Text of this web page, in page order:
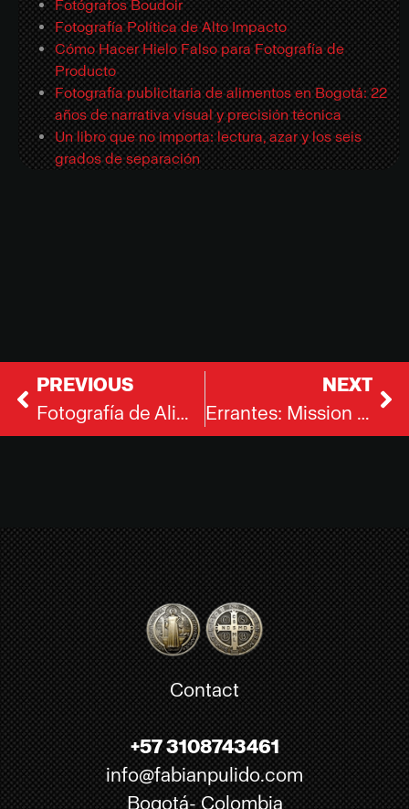
Fotógrafos Boudoir
Fotografía Política de Alto Impacto
Cómo Hacer Hielo Falso para Fotografía de
Producto
Fotografía publicitaria de alimentos en Bogotá: 22
años de narrativa visual y precisión técnica
Un libro que no importa: lectura, azar y los seis
grados de separación
PREVIOUS
Fotografía de Alimentos en Bogotá: Caso de Éxito y Calidad Profesional
NEXT
Errantes: Mission of Love CDMX
Contact
+57 3108743461
info@fabianpulido.com
Bogotá- Colombia